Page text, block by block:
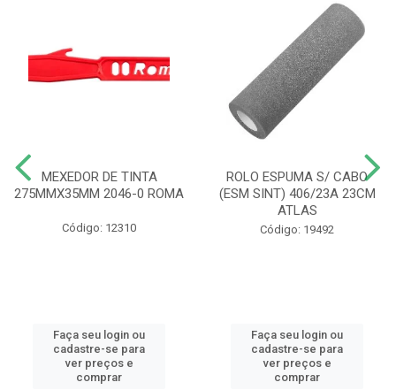
MEXEDOR DE TINTA
275MMX35MM 2046-0 ROMA
Código: 12310
Faça seu login ou
cadastre-se para
ver preços e
comprar
ROLO ESPUMA S/ CABO
(ESM SINT) 406/23A 23CM
ATLAS
Código: 19492
Faça seu login ou
cadastre-se para
ver preços e
comprar